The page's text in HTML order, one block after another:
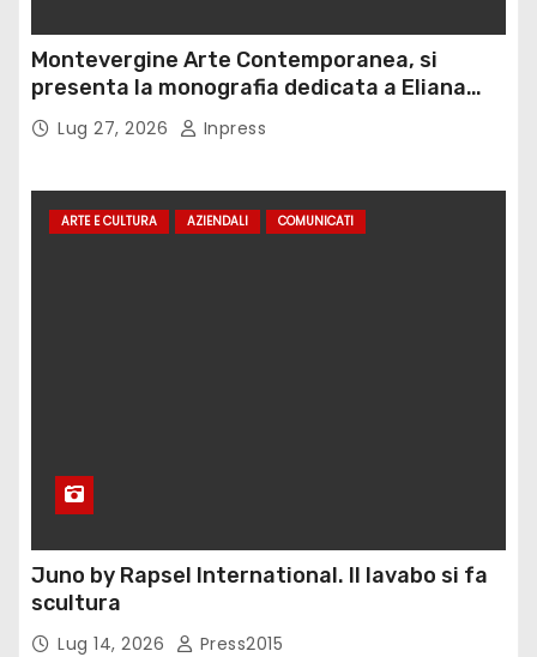
Montevergine Arte Contemporanea, si
presenta la monografia dedicata a Eliana
Adorno
Lug 27, 2026 Inpress
ARTE E CULTURA AZIENDALI COMUNICATI
Juno by Rapsel International. Il lavabo si fa
scultura
Lug 14, 2026 Press2015